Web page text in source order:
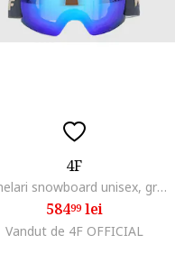
4F
Ochelari snowboard unisex, granat, MT, multicolor, cu filtru UV400, set cu etui si servetel
58499lei
Vandut de 4F OFFICIAL